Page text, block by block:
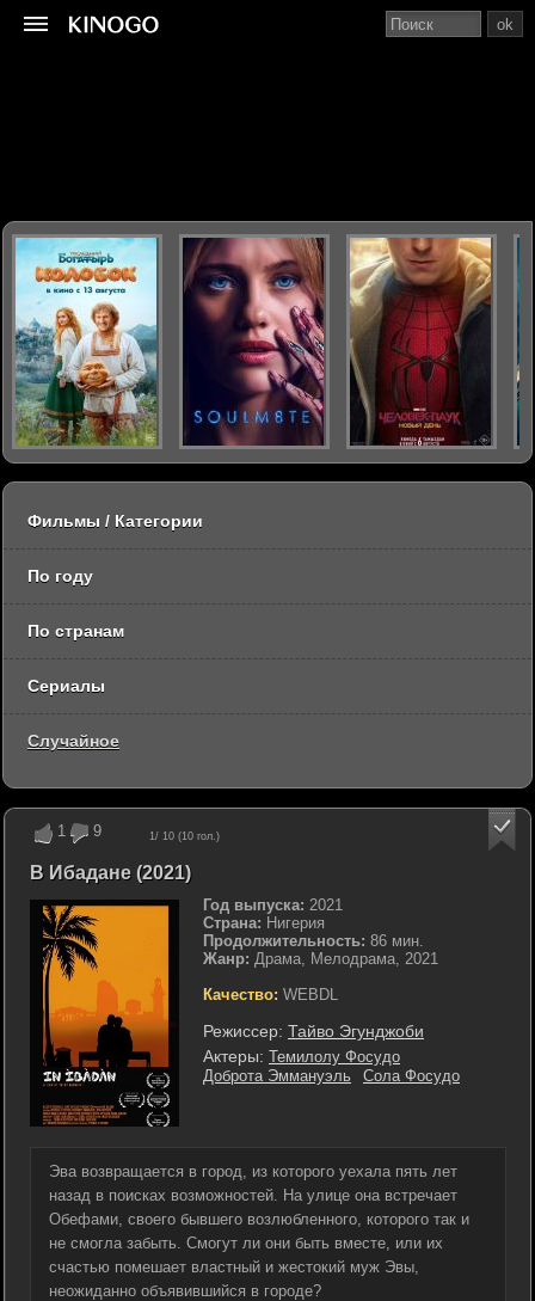
1 9 1/ 10 (10 гол.)
В Ибадане (2021)
Год выпуска: 2021
Страна: Нигерия
Продолжительность: 86 мин.
Жанр: Драма, Мелодрама, 2021
Качество: WEBDL
Режиссер: Тайво Эгунджоби
Актеры: Темилолу Фосудо
Доброта Эммануэль
Сола Фосудо
Эва возвращается в город, из которого уехала пять лет
назад в поисках возможностей. На улице она встречает
Обефами, своего бывшего возлюбленного, которого так и
не смогла забыть. Смогут ли они быть вместе, или их
счастью помешает властный и жестокий муж Эвы,
неожиданно объявившийся в городе?
ok
Фильмы / Категории
По году
По странам
Сериалы
Случайное